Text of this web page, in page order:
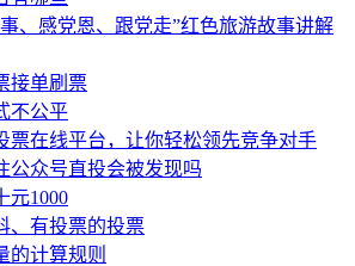
、感党恩、跟党走”红色旅游故事讲解
接单刷票
不公平
票在线平台，让你轻松领先竞争对手
公众号直投会被发现吗
元1000
、有投票的投票
的计算规则